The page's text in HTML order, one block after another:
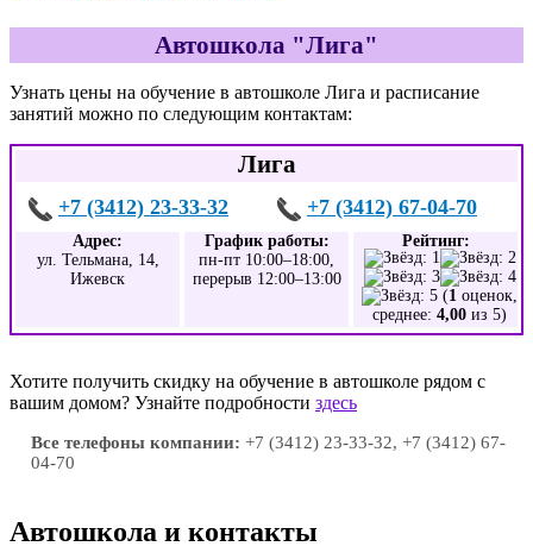
Автошкола "Лига"
Узнать цены на обучение в автошколе Лига и расписание
занятий можно по следующим контактам:
Лига
+7 (3412) 23-33-32 +7 (3412) 67-04-70
Адрес:
ул. Тельмана, 14,
Ижевск
График работы:
пн-пт 10:00–18:00,
перерыв 12:00–13:00
Рейтинг:
(1 оценок,
среднее: 4,00 из 5)
Хотите получить скидку на обучение в автошколе рядом с
вашим домом? Узнайте подробности здесь
Все телефоны компании: +7 (3412) 23-33-32, +7 (3412) 67-
04-70
Автошкола и контакты